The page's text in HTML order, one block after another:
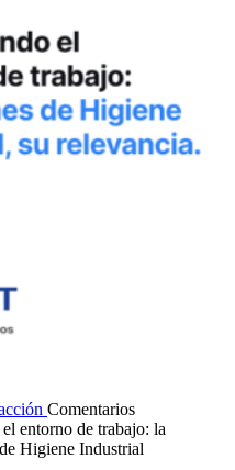
Comentarios
entorno de trabajo: la
Higiene Industrial